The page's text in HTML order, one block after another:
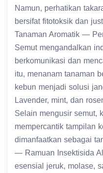
Namun, perhatikan
bersifat fitotoksik dan
Tanaman Aromatik —
Semut mengandalkan
berkomunikasi dan
itu, menanam tanaman
kebun menjadi solusi
Lavender, mint, dan
Selain mengusir semut,
mempercantik tampilan
dimanfaatkan sebagai
— Ramuan Insektisida
esensial jeruk, molase,